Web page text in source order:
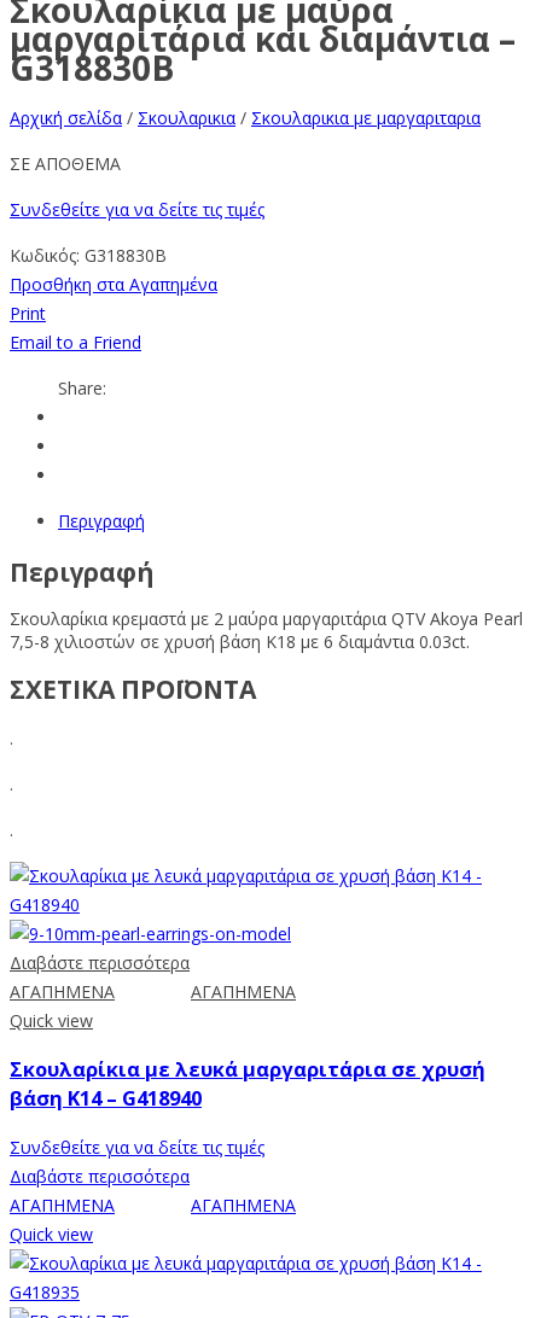
Σκουλαρίκια με μαύρα
μαργαριτάρια και διαμάντια –
G318830B
Αρχική σελίδα / Σκουλαρικια / Σκουλαρικια με μαργαριταρια
ΣΕ ΑΠΟΘΕΜΑ
Συνδεθείτε για να δείτε τις τιμές
Κωδικός: G318830B
Προσθήκη στα Αγαπημένα
Print
Email to a Friend
Share:
Περιγραφή
Περιγραφή
Σκουλαρίκια κρεμαστά με 2 μαύρα μαργαριτάρια QTV Akoya Pearl
7,5-8 χιλιοστών σε χρυσή βάση Κ18 με 6 διαμάντια 0.03ct.
ΣΧΕΤΙΚΑ ΠΡΟΪΟΝΤΑ
.
.
.
Διαβάστε περισσότερα
ΑΓΑΠΗΜΕΝΑ
ΑΓΑΠΗΜΕΝΑ
Quick view
Σκουλαρίκια με λευκά μαργαριτάρια σε χρυσή
βάση Κ14 – G418940
Συνδεθείτε για να δείτε τις τιμές
Διαβάστε περισσότερα
ΑΓΑΠΗΜΕΝΑ
ΑΓΑΠΗΜΕΝΑ
Quick view